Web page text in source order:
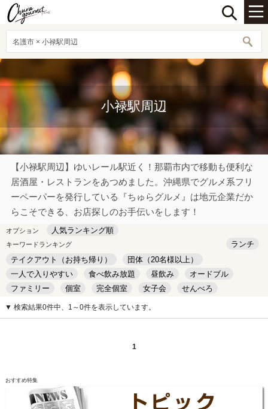
名護市 × 小禄駅周辺
小禄駅周辺
【小禄駅周辺】ゆいレール駅近く！那覇市内で移動も便利な
居酒屋・レストランをあつめました。沖縄県でグルメ系フリ
ーペーパーを発行している『ちゅらグルメ』は地元企業だか
らこそできる、お店探しのお手伝いをします！
オプション 人気ランキング順
キーワードランキング
ランチ
テイクアウト（お持ち帰り）
団体（20名様以上）
一人で入りやすい
食べ飲み放題 昼飲み
オードブル
ファミリー
個室 完全個室 女子会
せんべろ
キッズルーム
安い デート
▼ 検索結果0件中、1～0件を表示しています。
1
おすすめ特集